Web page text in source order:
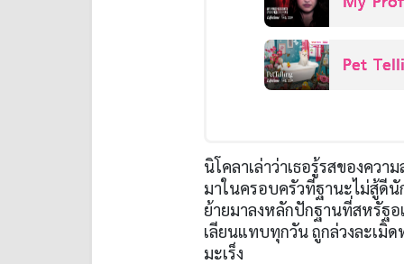
Pet
นิโคลาเล่าว่าเธอรู้รสของคว
มาในครอบครัวที่ฐานะไม่สู้ดีนั
ย้ายมาลงหลักปักฐานที่สหรัฐอ
เลียนแทบทุกวัน ถูกล่วงละเมิ
มะเร็ง